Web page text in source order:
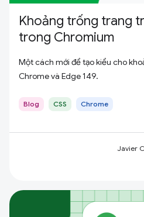
Khoảng trống trang
trong Chromium
Một cách mới để tạo kiểu cho
Chrome và Edge 149.
Blog CSS Chrome
Javier